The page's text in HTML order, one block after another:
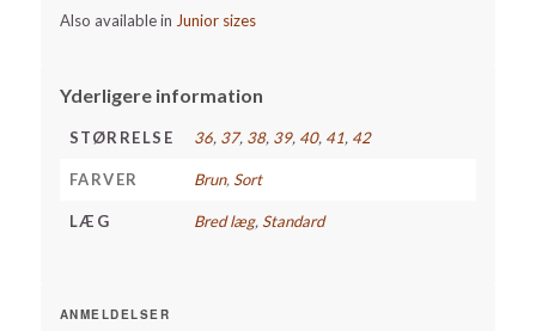
Also available in Junior sizes
Yderligere information
STØRRELSE 36, 37, 38, 39, 40, 41, 42
FARVER Brun,Sort
LÆG Bred læg,Standard
ANMELDELSER